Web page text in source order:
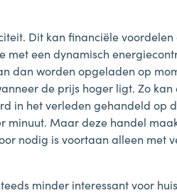
Dit kan financiële
een dynamisch
dan worden opgeladen op
de prijs hoger ligt. Zo
in het verleden gehandeld op
minuut. Maar deze handel
nodig is voortaan alleen met
minder interessant voor